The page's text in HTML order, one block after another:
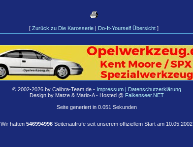
[ Zurück zu Die Karosserie | Do-It-Yourself Übersicht ]
© 2002-2026 by Calibra-Team.de - Impressum | Datenschutzerklärung
Design by Matze & Mario-A - Hosted @ Falkenseer.NET
Seite generiert in 0.051 Sekunden
Wir hatten 546994996 Seitenaufrufe seit unserem offiziellem Start am 10.05.2002